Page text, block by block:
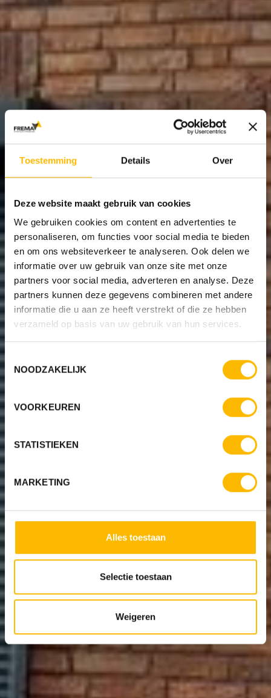
Toestemming Details Over
Deze website maakt gebruik van cookies
We gebruiken cookies om content en advertenties te
personaliseren, om functies voor social media te bieden
en om ons websiteverkeer te analyseren. Ook delen we
informatie over uw gebruik van onze site met onze
partners voor social media, adverteren en analyse. Deze
partners kunnen deze gegevens combineren met andere
informatie die u aan ze heeft verstrekt of die ze hebben
verzameld op basis van uw gebruik van hun services.
Toestemmingsselectie
NOODZAKELIJK
VOORKEUREN
STATISTIEKEN
MARKETING
Alles toestaan
Selectie toestaan
Weigeren